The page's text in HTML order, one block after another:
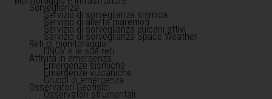
Sorveglianza
Servizio di sorveglianza sismica
Servizio di allerta maremoti
Servizio di sorveglianza vulcani attivi
Servizio di sorveglianza Space Weather
Reti di monitoraggio
l'INGV e le sue reti
Attività in emergenza
Emergenze sismiche
Emergenze vulcaniche
Gruppi di emergenza
Osservatori Geofisici
Osservatori strumentali